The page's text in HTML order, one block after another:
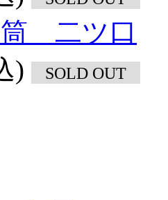
筒 二ツ口
)
SOLD OUT